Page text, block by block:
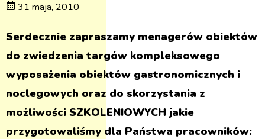
31 maja, 2010
Serdecznie zapraszamy menagerów obiektów
do zwiedzenia targów kompleksowego
wyposażenia obiektów gastronomicznych i
noclegowych oraz do skorzystania z
możliwości SZKOLENIOWYCH jakie
przygotowaliśmy dla Państwa pracowników: